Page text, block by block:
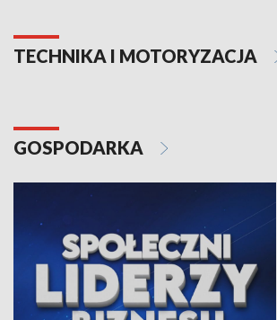
TECHNIKA I MOTORYZACJA
GOSPODARKA